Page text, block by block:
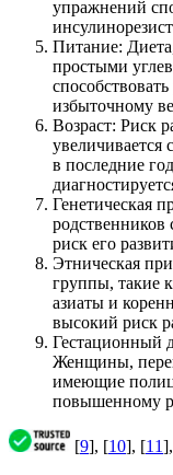
упражнений
Питание:
простыми
избыточному
Возраст: Риск
увеличивается
в последние
Генетическая
родственников
риск его
Этническая
группы, такие
азиаты и
высокий риск
Гестационный
Женщины,
имеющие
повышенному
[9], [10], [11